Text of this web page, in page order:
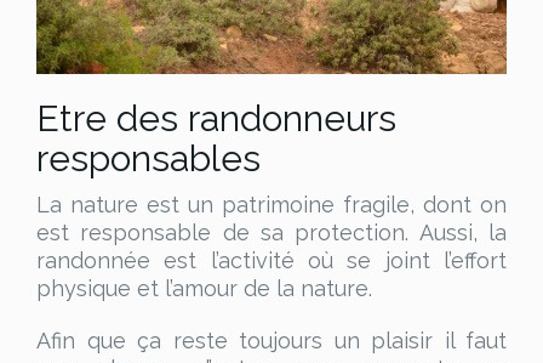
Etre des randonneurs
responsables
La nature est un patrimoine fragile, dont on
est responsable de sa protection. Aussi, la
randonnée est l’activité où se joint l’effort
physique et l’amour de la nature.
Afin que ça reste toujours un plaisir il faut